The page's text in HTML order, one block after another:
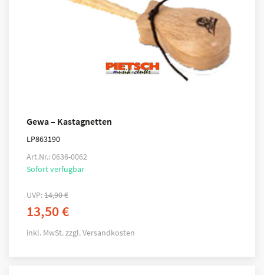
Gewa – Kastagnetten
LP863190
Art.Nr.: 0636-0062
Sofort verfügbar
UVP:14,90€
13,50€
inkl. MwSt.zzgl.Versandkosten